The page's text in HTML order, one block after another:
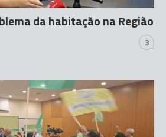
da habitação na Região
3